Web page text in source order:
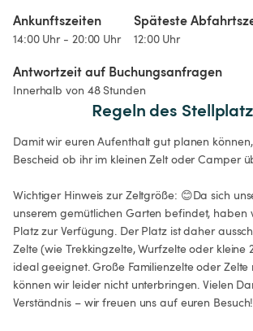
Ankunftszeiten
14:00 Uhr - 20:00 Uhr
Späteste
12:00 Uhr
Antwortzeit auf Buchungsanfragen
Innerhalb von 48 Stunden
Regeln des
Damit wir euren Aufenthalt gut planen
Bescheid ob ihr im kleinen Zelt oder Camper
Wichtiger Hinweis zur Zeltgröße: 😊Da sich
unserem gemütlichen Garten befindet,
Platz zur Verfügung. Der Platz ist daher
Zelte (wie Trekkingzelte, Wurfzelte oder kleine
ideal geeignet. Große Familienzelte oder Zelte
können wir leider nicht unterbringen. Vielen
Verständnis – wir freuen uns auf euren Besuch!